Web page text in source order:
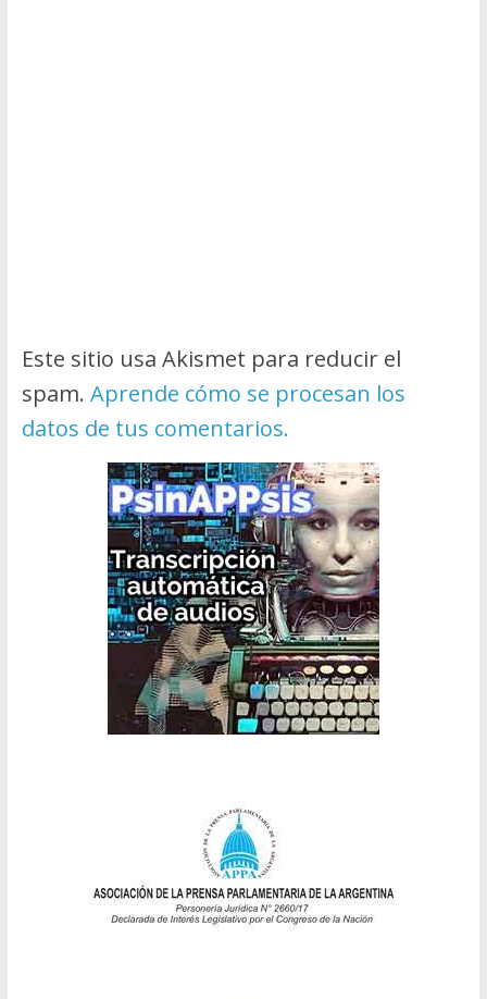
Este sitio usa Akismet para reducir el
spam. Aprende cómo se procesan los
datos de tus comentarios.